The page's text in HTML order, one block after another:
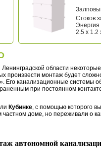
Стоков
Энергия
2.5 x 1.2
области
произвести монтаж будет
Его канализационные
при постоянном
Кубинке, с помощью которого
частном доме, но переживали о
автономной